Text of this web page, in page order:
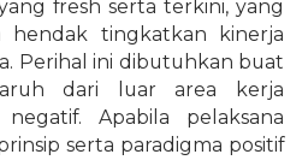
fresh serta terkini, yang
hendak tingkatkan kinerja
Perihal ini dibutuhkan buat
dari luar area kerja
Apabila pelaksana
serta paradigma positif